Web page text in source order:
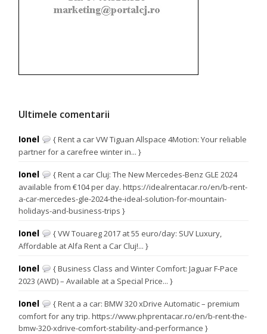
Ultimele comentarii
Ionel
{ Rent a car VW Tiguan Allspace 4Motion: Your reliable
partner for a carefree winter in... }
Ionel
{ Rent a car Cluj: The New Mercedes-Benz GLE 2024
available from €104 per day. https://idealrentacar.ro/en/b-rent-
a-car-mercedes-gle-2024-the-ideal-solution-for-mountain-
holidays-and-business-trips }
Ionel
{ VW Touareg 2017 at 55 euro/day: SUV Luxury,
Affordable at Alfa Rent a Car Cluj!... }
Ionel
{ Business Class and Winter Comfort: Jaguar F-Pace
2023 (AWD) – Available at a Special Price... }
Ionel
{ Rent a a car: BMW 320 xDrive Automatic – premium
comfort for any trip. https://www.phprentacar.ro/en/b-rent-the-
bmw-320-xdrive-comfort-stability-and-performance }